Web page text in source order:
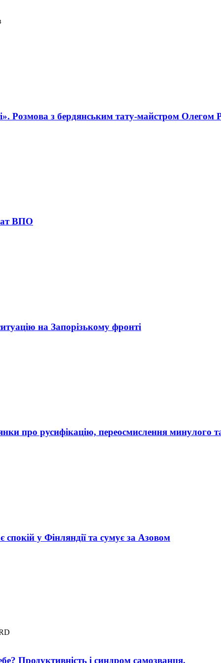
Розмова з бердянським тату-майстром Олегом
ВПО
на Запорізькому фронті
про русифікацію, переосмислення минулого
у Фінляндії та сумує за Азовом
Продуктивність і синдром самозванця.